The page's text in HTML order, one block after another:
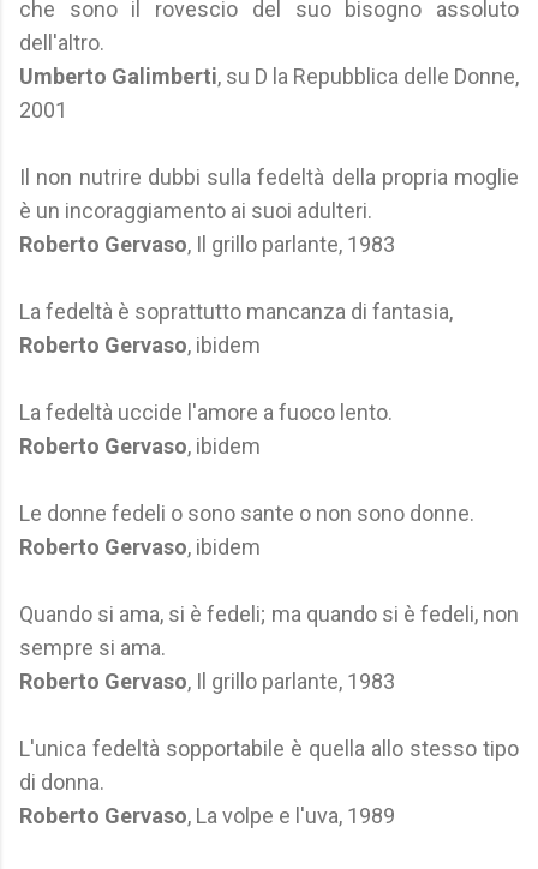
che sono il rovescio del suo bisogno assoluto
dell'altro.
Umberto Galimberti, su D la Repubblica delle Donne,
2001
Il non nutrire dubbi sulla fedeltà della propria moglie
è un incoraggiamento ai suoi adulteri.
Roberto Gervaso, Il grillo parlante, 1983
La fedeltà è soprattutto mancanza di fantasia,
Roberto Gervaso, ibidem
La fedeltà uccide l'amore a fuoco lento.
Roberto Gervaso, ibidem
Le donne fedeli o sono sante o non sono donne.
Roberto Gervaso, ibidem
Quando si ama, si è fedeli; ma quando si è fedeli, non
sempre si ama.
Roberto Gervaso, Il grillo parlante, 1983
L'unica fedeltà sopportabile è quella allo stesso tipo
di donna.
Roberto Gervaso, La volpe e l'uva, 1989